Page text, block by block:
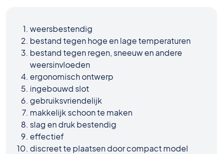
weersbestendig
bestand tegen hoge en lage temperaturen
bestand tegen regen, sneeuw en andere
weersinvloeden
ergonomisch ontwerp
ingebouwd slot
gebruiksvriendelijk
makkelijk schoon te maken
slag en druk bestendig
effectief
discreet te plaatsen door compact model